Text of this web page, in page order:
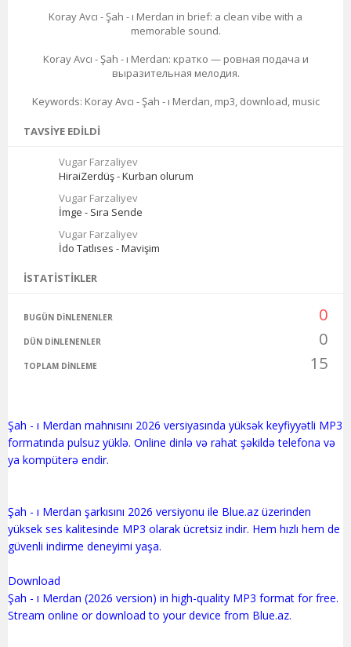
Koray Avcı - Şah - ı Merdan in brief: a clean vibe with a
memorable sound.
Koray Avcı - Şah - ı Merdan: кратко — ровная подача и
выразительная мелодия.
Keywords: Koray Avcı - Şah - ı Merdan, mp3, download, music
TAVSIYE EDILDI
Vugar Farzaliyev
HiraiZerdüş - Kurban olurum
Vugar Farzaliyev
İmge - Sıra Sende
Vugar Farzaliyev
İdo Tatlıses - Mavişim
İSTATISTIKLER
BUGÜN DINLENENLER 0
DÜN DINLENENLER 0
TOPLAM DINLEME 15
Şah - ı Merdan mahnısını 2026 versiyasında yüksək keyfiyyətli MP3
formatında pulsuz yüklə. Online dinlə və rahat şəkildə telefona və
ya kompüterə endir.
Şah - ı Merdan şarkısını 2026 versiyonu ile Blue.az üzerinden
yüksek ses kalitesinde MP3 olarak ücretsiz indir. Hem hızlı hem de
güvenli indirme deneyimi yaşa.
Download
Şah - ı Merdan (2026 version) in high-quality MP3 format for free.
Stream online or download to your device from Blue.az.